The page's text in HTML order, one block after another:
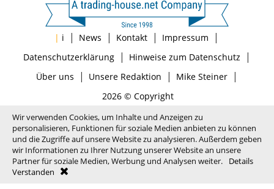
| i | News | Kontakt | Impressum |
Datenschutzerklärung| Hinweise zum Datenschutz |
Über uns | Unsere Redaktion | Mike Steiner|
2026 © Copyright
Wir verwenden Cookies, um Inhalte und Anzeigen zu
personalisieren, Funktionen für soziale Medien anbieten zu können
und die Zugriffe auf unsere Website zu analysieren. Außerdem geben
wir Informationen zu Ihrer Nutzung unserer Website an unsere
Partner für soziale Medien, Werbung und Analysen weiter.
Details
Verstanden